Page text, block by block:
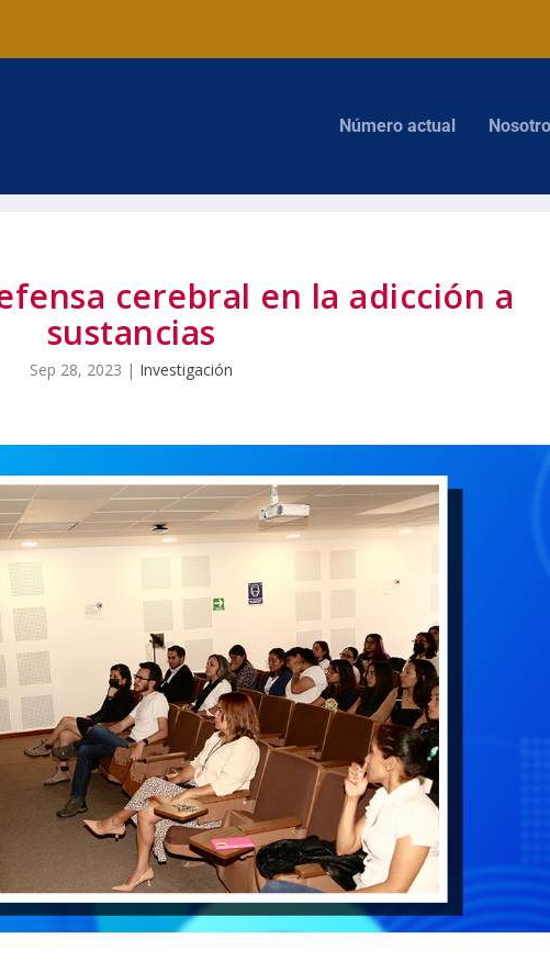
Número actual
cerebral en la adicción a
sustancias
Sep 28, 2023 | Investigación